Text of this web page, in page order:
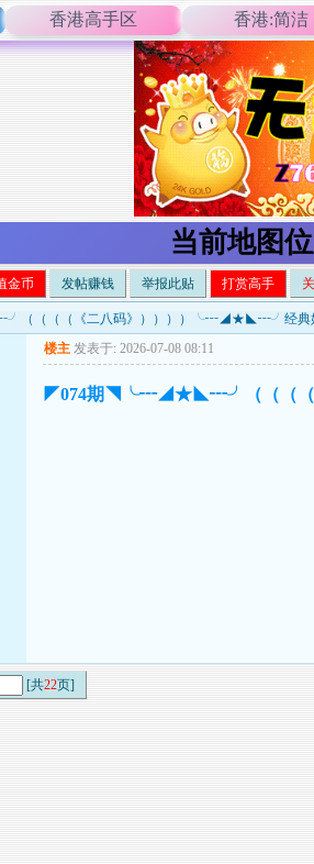
香港高手区 香港:简洁
当前地图
金币 发帖赚钱 举报此贴 打赏高手
（（（《二八码》））））╰┅◢★◣┅╯经典
楼主 发表于: 2026-07-08 08:11
◤074期◥╰┅◢★◣┅╯（（（（
[共22页]